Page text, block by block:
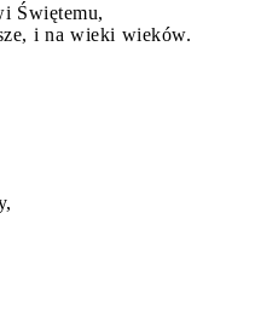
Świętemu,
i na wieki wieków.